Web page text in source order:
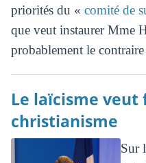
priorités du « comité de
que veut instaurer Mme
probablement le
Le laïcisme
christianisme
Sur